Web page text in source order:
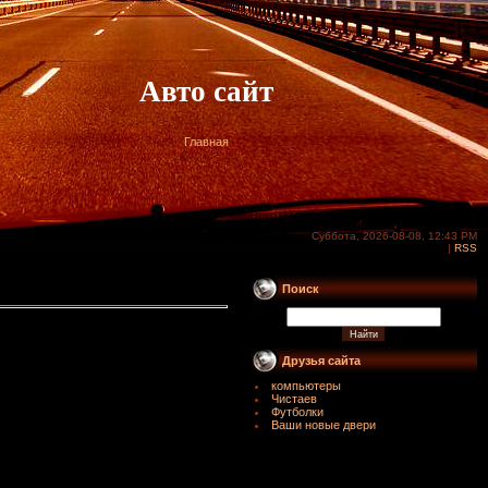
Авто сайт
Главная
Суббота, 2026-08-08, 12:43 PM
| RSS
Поиск
Друзья сайта
компьютеры
Чистаев
Футболки
Ваши новые двери